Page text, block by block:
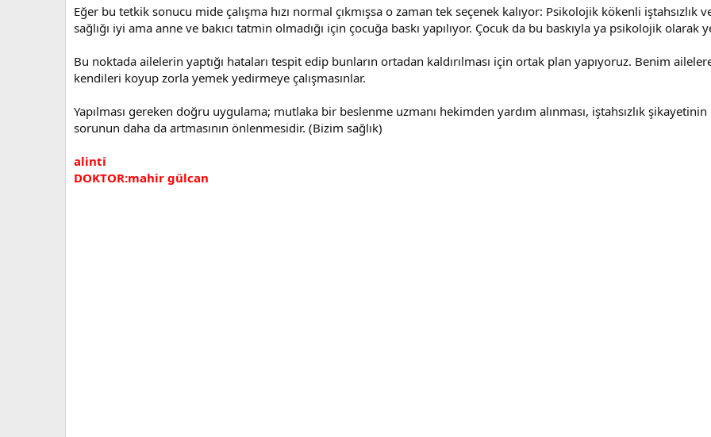
Eğer bu tetkik sonucu mide çalışma hızı normal çıkmışsa o zaman tek seçenek kalıyor: Psikolojik kökenli
sağlığı iyi ama anne ve bakıcı tatmin olmadığı için çocuğa baskı yapılıyor. Çocuk da bu baskıyla ya psikolojik
Bu noktada ailelerin yaptığı hataları tespit edip bunların ortadan kaldırılması için ortak plan yapıyoruz. Benim
kendileri koyup zorla yemek yedirmeye çalışmasınlar.
Yapılması gereken doğru uygulama; mutlaka bir beslenme uzmanı hekimden yardım alınması, iştahsızlık
sorunun daha da artmasının önlenmesidir. (Bizim sağlık)
alinti
DOKTOR:mahir gülcan